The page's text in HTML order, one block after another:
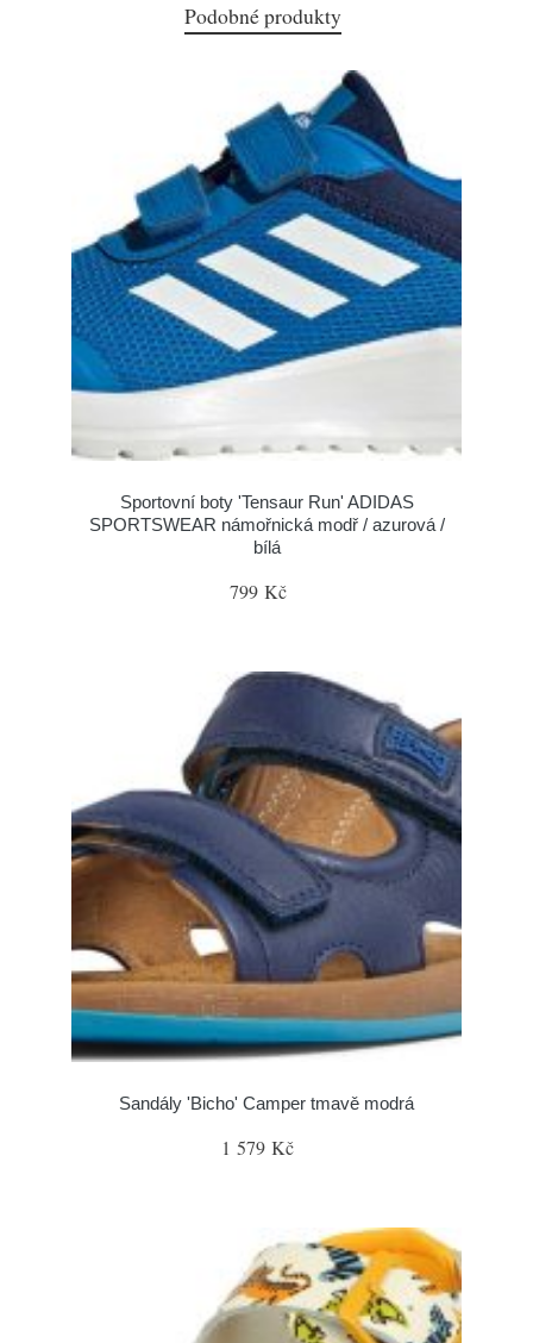
Podobné produkty
Sportovní boty 'Tensaur Run' ADIDAS
SPORTSWEAR námořnická modř / azurová /
bílá
799 Kč
Sandály 'Bicho' Camper tmavě modrá
1 579 Kč